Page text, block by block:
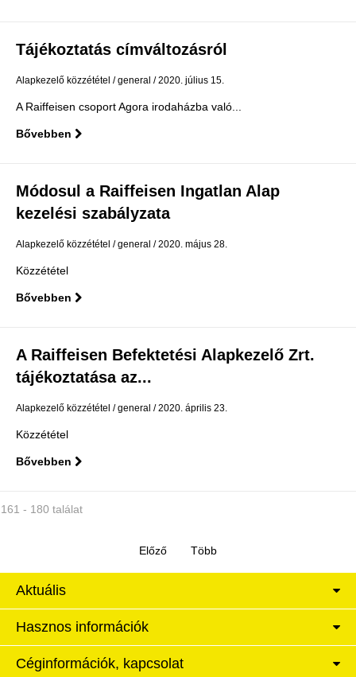
Tájékoztatás címváltozásról
Alapkezelő közzététel general 2020. július 15.
A Raiffeisen csoport Agora irodaházba való...
Bővebben
Módosul a Raiffeisen Ingatlan Alap
kezelési szabályzata
Alapkezelő közzététel general 2020. május 28.
Közzététel
Bővebben
A Raiffeisen Befektetési Alapkezelő Zrt.
tájékoztatása az...
Alapkezelő közzététel general 2020. április 23.
Közzététel
Bővebben
161 - 180 találat
Aktuális
Hasznos információk
Céginformációk, kapcsolat